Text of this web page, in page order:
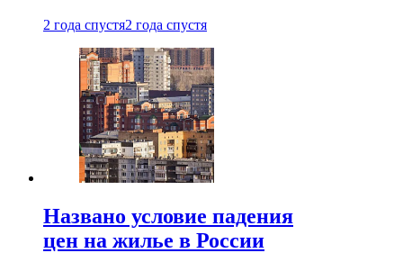
2 года спустя2 года спустя
Названо условие падения
цен на жилье в России